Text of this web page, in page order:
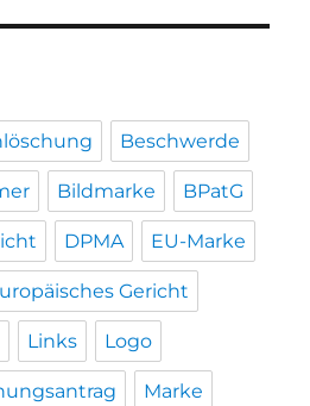
Beschwerde
Bildmarke BPatG
DPMA EU-Marke
Gericht
Links Logo
Marke